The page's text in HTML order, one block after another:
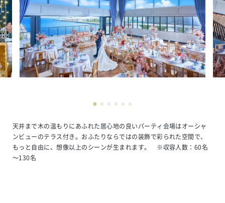
天井まで木の温もりにあふれた居心地の良いパーティ会場はオーシャ
ンビューのテラス付き。おふたりならではの装飾で彩られた空間で、
もっと自由に、想像以上のシーンが生まれます。　※収容人数：60名
～130名